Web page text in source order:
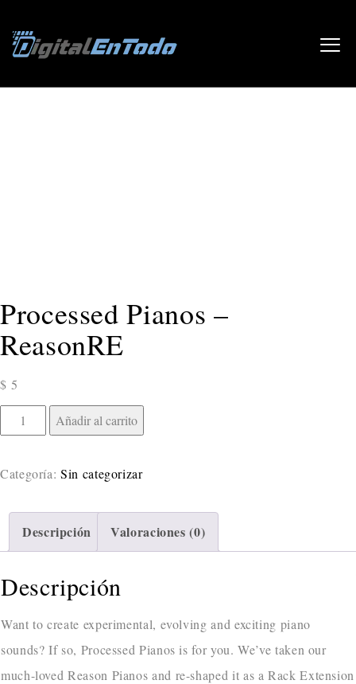
Inicio/ Sin categorizar/ Processed Pianos – ReasonRE
Processed Pianos –
ReasonRE
$ 5
Añadir al carrito
Categoría:Sin categorizar
Descripción Valoraciones (0)
Descripción
Want to create experimental, evolving and exciting piano
sounds? If so, Processed Pianos is for you. We’ve taken our
much-loved Reason Pianos and re-shaped it as a Rack Extension